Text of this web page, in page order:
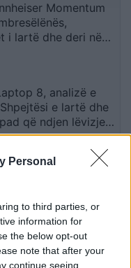
Personal
to third parties, or
information for
the below opt-out
note that after your
continue seeing
Momentum
i lartë dhe deri në
8, analizë e
e lartë dhe
që ndjen lëvizjen
goditja i nxjerr
vendi